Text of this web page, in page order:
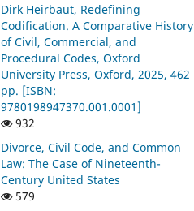
Dirk Heirbaut, Redefining
Codification. A Comparative History
of Civil, Commercial, and
Procedural Codes, Oxford
University Press, Oxford, 2025, 462
pp. [ISBN:
9780198947370.001.0001]
932
Divorce, Civil Code, and Common
Law: The Case of Nineteenth-
Century United States
579